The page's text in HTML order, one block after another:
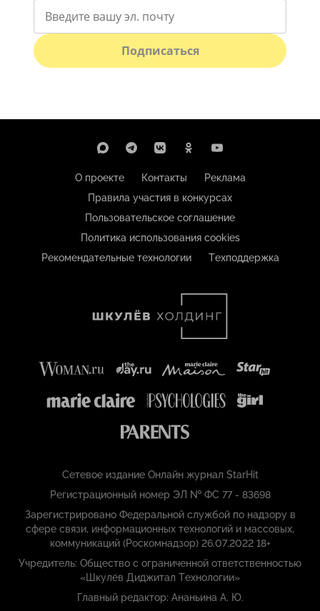
Подписаться
О проекте Контакты
Реклама
Правила участия в конкурсах
Пользовательское соглашение
Политика использования cookies
Рекомендательные технологии
Техподдержка
Сетевое издание Онлайн журнал StarHit
Регистрационный номер ЭЛ № ФС 77 - 83698
Зарегистрировано Федеральной службой по надзору в
сфере связи, информационных технологий и массовых,
коммуникаций (Роскомнадзор) 26.07.2022 18+
Учредитель: Общество с ограниченной ответственностью
«Шкулёв Диджитал Технологии»
Главный редактор: Ананьина А. Ю.